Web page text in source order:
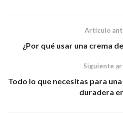
Artículo
¿Por qué usar una crema
Siguiente
Todo lo que necesitas para
duradera